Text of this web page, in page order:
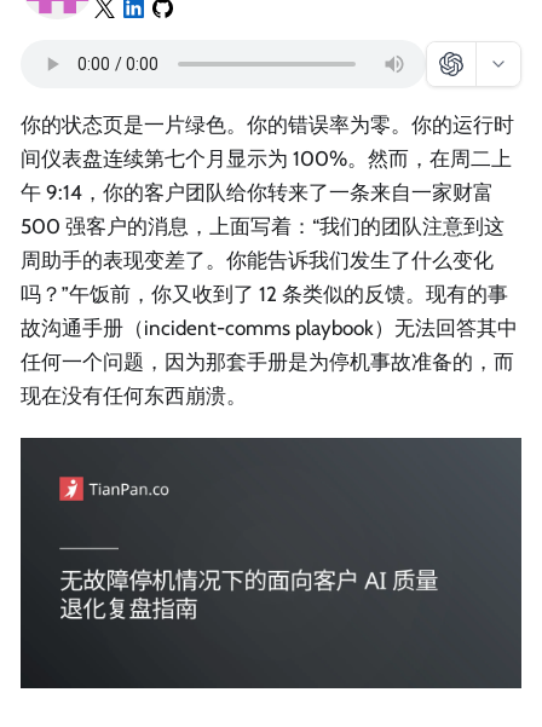
你的状态页是一片绿色。你的错误率为零。你的运行时
间仪表盘连续第七个月显示为 100%。然而，在周二上
午 9:14，你的客户团队给你转来了一条来自一家财富
500 强客户的消息，上面写着：“我们的团队注意到这
周助手的表现变差了。你能告诉我们发生了什么变化
吗？”午饭前，你又收到了 12 条类似的反馈。现有的事
故沟通手册（incident-comms playbook）无法回答其中
任何一个问题，因为那套手册是为停机事故准备的，而
现在没有任何东西崩溃。